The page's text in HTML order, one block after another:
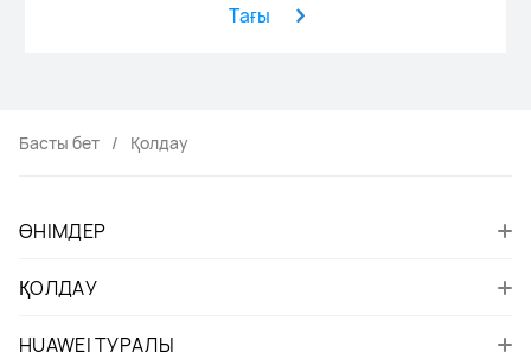
Tағы
Басты бет Қолдау
ӨНІМДЕР
ҚОЛДАУ
HUAWEI ТУРАЛЫ